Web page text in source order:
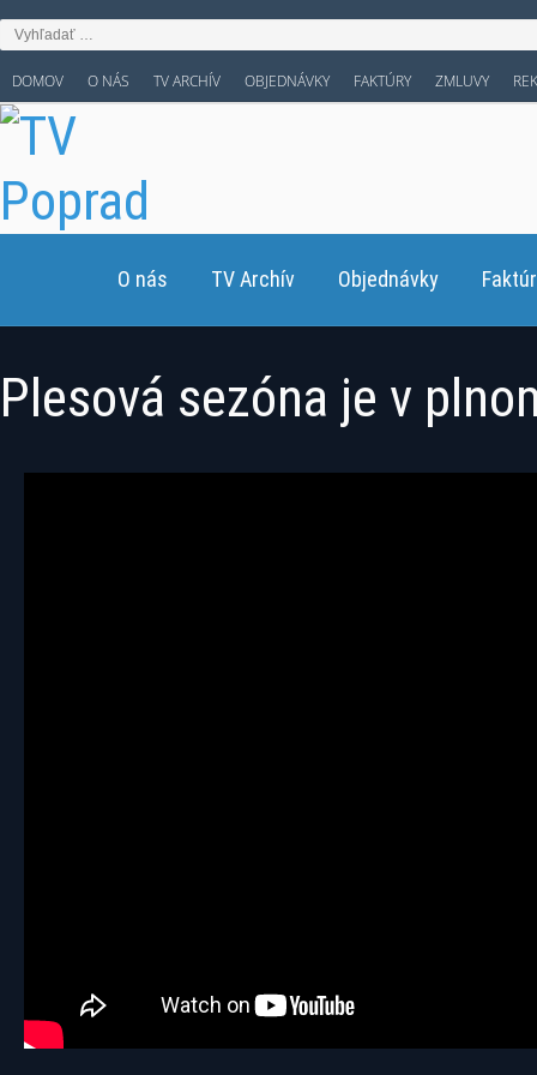
DOMOV O NÁS TV ARCHÍV OBJEDNÁVKY FAKTÚRY ZMLUVY
O nás TV Archív Objednávky
Plesová sezóna je v